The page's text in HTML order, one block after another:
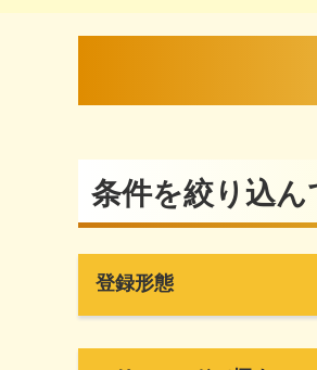
条件を絞り込ん
登録形態